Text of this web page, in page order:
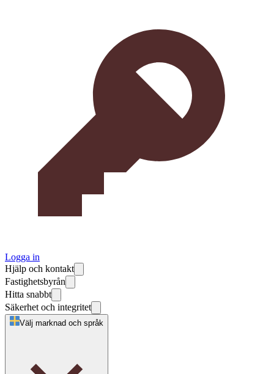
Logga in
Hjälp och kontakt
Fastighetsbyrån
Hitta snabbt
Säkerhet och integritet
Välj marknad och språk